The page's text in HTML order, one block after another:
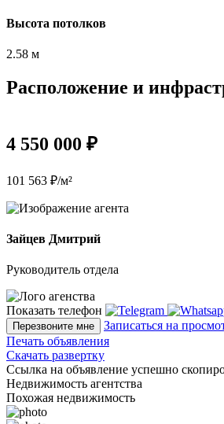
Высота потолков
2.58 м
Расположение и
4 550 000 ₽
101 563 ₽/м²
Зайцев Дмитрий
Руководитель отдела
Показать телефон
Перезвоните мне
Записаться на
Печать объявления
Скачать развертку
Ссылка на объявление успешно
Недвижимость агентства
Похожая недвижимость